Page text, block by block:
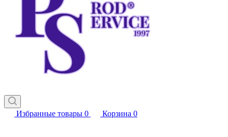
Избранные товары 0 Корзина 0